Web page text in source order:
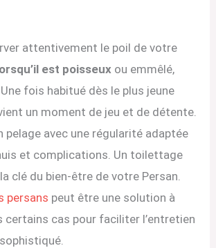
attentivement le poil de votre
est poisseux ou emmêlé,
fois habitué dès le plus jeune
un moment de jeu et de détente.
pelage avec une régularité adaptée
et complications. Un toilettage
clé du bien-être de votre Persan.
persans peut être une solution à
certains cas pour faciliter l’entretien